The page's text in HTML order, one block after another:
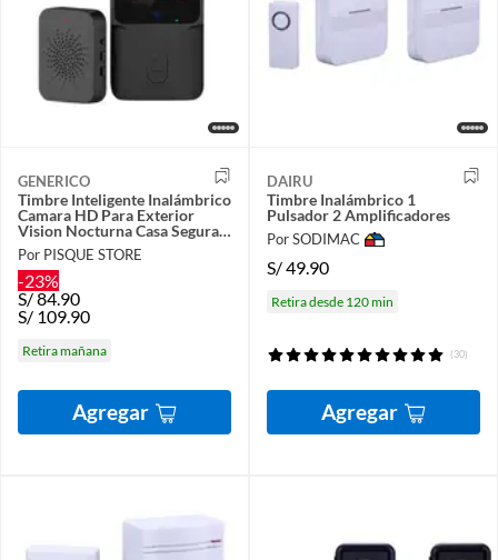
GENERICO
Timbre Inteligente Inalámbrico
Camara HD Para Exterior
Vision Nocturna Casa Segura
Wifi 24g
Por PISQUE STORE
-23%
S/84.90
S/ 109.90
Retira mañana
Agregar
DAIRU
Timbre Inalámbrico 1
Pulsador 2 Amplificadores
Por SODIMAC
S/49.90
Retira desde 120 min
(30)
Agregar